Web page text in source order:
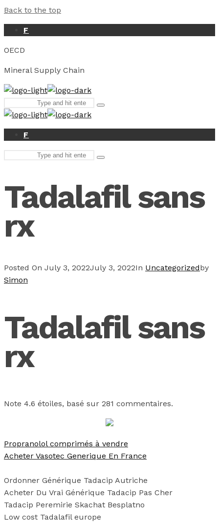
Back to the top
F
OECD
Mineral Supply Chain
for:
Type
enter
F
Type
enter
Tadalafil sans
rx
Posted On July 3, 2022July 3, 2022In Uncategorizedby
Simon
Tadalafil sans
rx
Note 4.6 étoiles, basé sur 281 commentaires.
Propranolol comprimés à vendre
Acheter Vasotec Generique En France
Ordonner Générique Tadacip Autriche
Acheter Du Vrai Générique Tadacip Pas Cher
Tadacip Peremirie Skachat Besplatno
Low cost Tadalafil europe